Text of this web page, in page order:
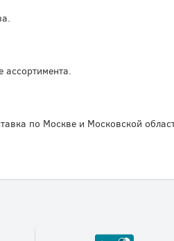
ассортимента.
по Москве и Московской